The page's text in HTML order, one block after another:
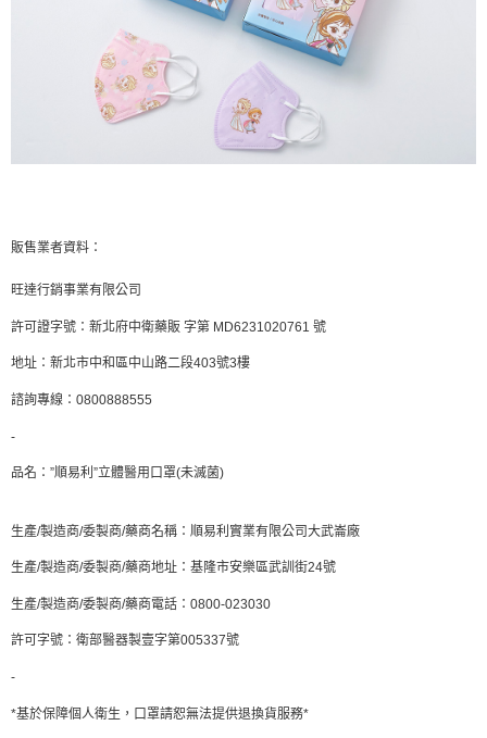
販售業者資料：
旺達行銷事業有限公司
許可證字號：新北府中衛藥販 字第 MD6231020761 號
地址：新北市中和區中山路二段403號3樓
諮詢專線：0800888555
-
品名：”順易利”立體醫用口罩(未滅菌)
生產/製造商/委製商/藥商名稱：順易利實業有限公司大武崙廠
生產/製造商/委製商/藥商地址：基隆市安樂區武訓街24號
生產/製造商/委製商/藥商電話：0800-023030
許可字號：衛部醫器製壹字第005337號
-
*基於保障個人衛生，口罩請恕無法提供退換貨服務*